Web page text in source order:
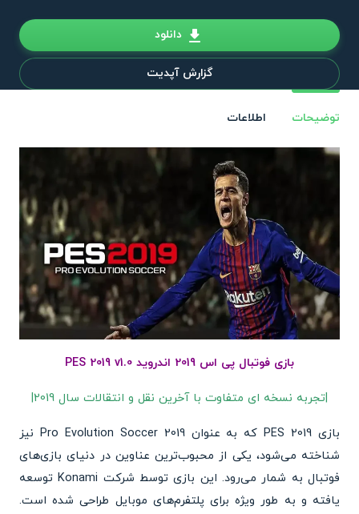
دانلود
گزارش آپدیت
توضیحات اطلاعات
بازی فوتبال پی اس 2019 اندروید PES 2019 v1.0
|تجربه نسخه ای متفاوت با آخرین نقل و انتقالات سال 2019|
بازی PES 2019 که به عنوان Pro Evolution Soccer 2019 نیز
شناخته می‌شود، یکی از محبوب‌ترین عناوین در دنیای بازی‌های
فوتبال به شمار می‌رود. این بازی توسط شرکت Konami توسعه
یافته و به طور ویژه برای پلتفرم‌های موبایل طراحی شده است.